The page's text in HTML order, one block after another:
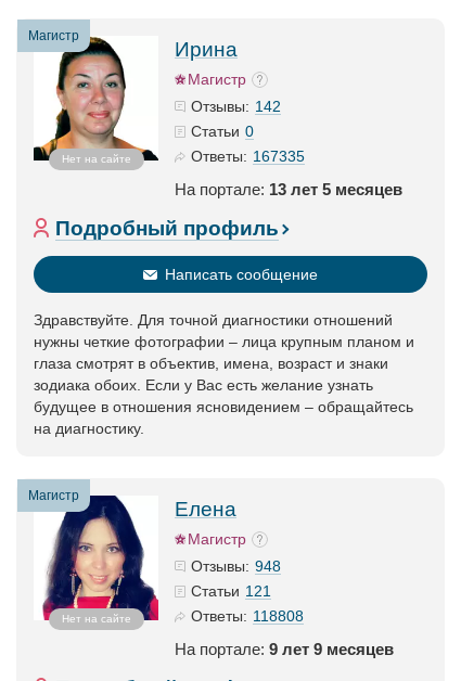
Магистр
Нет на сайте
Ирина
Магистр
Отзывы: 142
Статьи 0
Ответы: 167335
На портале: 13 лет 5 месяцев
Подробный профиль
Написать сообщение
Здравствуйте. Для точной диагностики отношений
нужны четкие фотографии – лица крупным планом и
глаза смотрят в объектив, имена, возраст и знаки
зодиака обоих. Если у Вас есть желание узнать
будущее в отношения ясновидением – обращайтесь
на диагностику.
Магистр
Нет на сайте
Елена
Магистр
Отзывы: 948
Статьи 121
Ответы: 118808
На портале: 9 лет 9 месяцев